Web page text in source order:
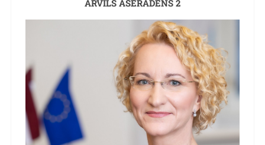
ARVILS AŠERADENS 2